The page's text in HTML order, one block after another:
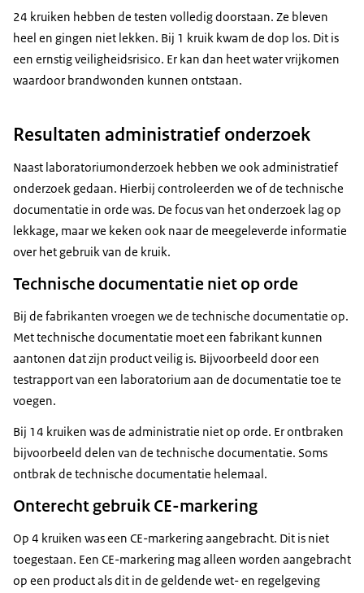
24 kruiken hebben de testen volledig doorstaan. Ze bleven
heel en gingen niet lekken. Bij 1 kruik kwam de dop los. Dit is
een ernstig veiligheidsrisico. Er kan dan heet water vrijkomen
waardoor brandwonden kunnen ontstaan.
Resultaten administratief onderzoek
Naast laboratoriumonderzoek hebben we ook administratief
onderzoek gedaan. Hierbij controleerden we of de technische
documentatie in orde was. De focus van het onderzoek lag op
lekkage, maar we keken ook naar de meegeleverde informatie
over het gebruik van de kruik.
Technische documentatie niet op orde
Bij de fabrikanten vroegen we de technische documentatie op.
Met technische documentatie moet een fabrikant kunnen
aantonen dat zijn product veilig is. Bijvoorbeeld door een
testrapport van een laboratorium aan de documentatie toe te
voegen.
Bij 14 kruiken was de administratie niet op orde. Er ontbraken
bijvoorbeeld delen van de technische documentatie. Soms
ontbrak de technische documentatie helemaal.
Onterecht gebruik CE-markering
Op 4 kruiken was een CE-markering aangebracht. Dit is niet
toegestaan. Een CE-markering mag alleen worden aangebracht
op een product als dit in de geldende wet- en regelgeving